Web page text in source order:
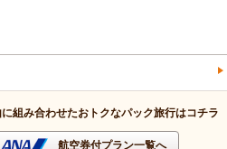
組み合わせたおトクなパック旅行はコチラ
航空券付プラン一覧へ